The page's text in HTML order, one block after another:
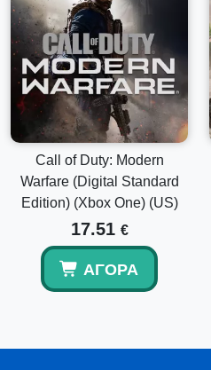
Call of Duty: Modern
Warfare (Digital Standard
Edition) (Xbox One) (US)
17.51 €
ΑΓΟΡΆ